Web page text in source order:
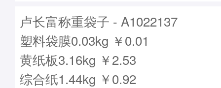
卢长富称重袋子 - A1022137
塑料袋膜0.03kg ￥0.01
黄纸板3.16kg ￥2.53
综合纸1.44kg ￥0.92